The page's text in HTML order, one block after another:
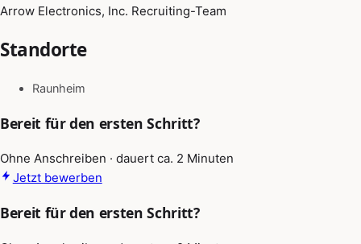
Arrow Electronics, Inc. Recruiting-Team
Standorte
Raunheim
Bereit für den ersten Schritt?
Ohne Anschreiben · dauert ca. 2 Minuten
Jetzt bewerben
Bereit für den ersten Schritt?